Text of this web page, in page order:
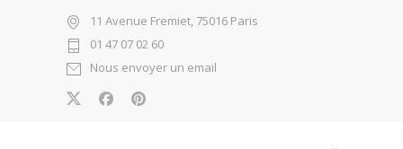
11 Avenue Fremiet, 75016 Paris
01 47 07 02 60
Nous envoyer un email